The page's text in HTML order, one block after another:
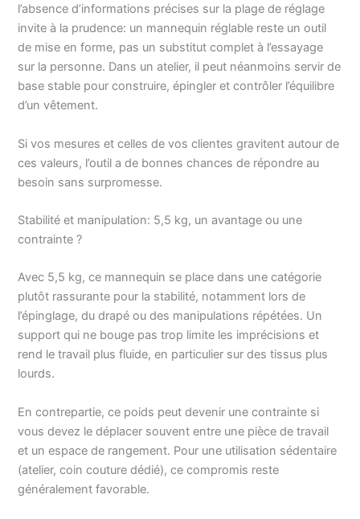
l’absence d’informations précises sur la plage de réglage
invite à la prudence: un mannequin réglable reste un outil
de mise en forme, pas un substitut complet à l’essayage
sur la personne. Dans un atelier, il peut néanmoins servir de
base stable pour construire, épingler et contrôler l’équilibre
d’un vêtement.
Si vos mesures et celles de vos clientes gravitent autour de
ces valeurs, l’outil a de bonnes chances de répondre au
besoin sans surpromesse.
Stabilité et manipulation: 5,5 kg, un avantage ou une
contrainte ?
Avec 5,5 kg, ce mannequin se place dans une catégorie
plutôt rassurante pour la stabilité, notamment lors de
l’épinglage, du drapé ou des manipulations répétées. Un
support qui ne bouge pas trop limite les imprécisions et
rend le travail plus fluide, en particulier sur des tissus plus
lourds.
En contrepartie, ce poids peut devenir une contrainte si
vous devez le déplacer souvent entre une pièce de travail
et un espace de rangement. Pour une utilisation sédentaire
(atelier, coin couture dédié), ce compromis reste
généralement favorable.